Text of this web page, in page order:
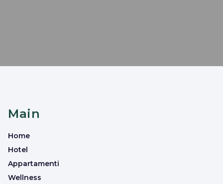
Main
Home
Hotel
Appartamenti
Wellness